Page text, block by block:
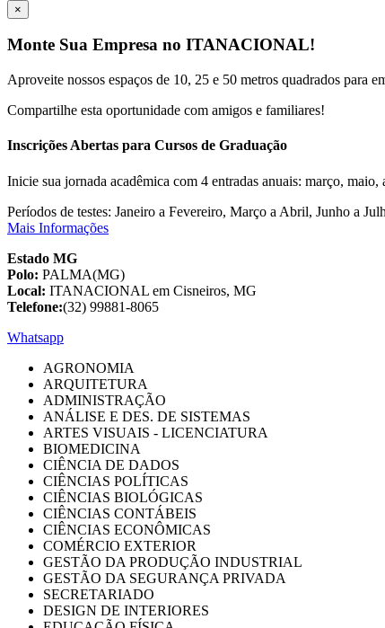
×
Monte Sua Empresa no ITANACIONAL!
Aproveite nossos espaços de 10, 25 e 50 metros quadrados para
Compartilhe esta oportunidade com amigos e familiares!
Inscrições Abertas para Cursos de Graduação
Inicie sua jornada acadêmica com 4 entradas anuais: março, maio,
Períodos de testes: Janeiro a Fevereiro, Março a Abril, Junho a
Mais Informações
Estado MG
Polo: PALMA(MG)
Local: ITANACIONAL em Cisneiros, MG
Telefone:(32) 99881-8065
Whatsapp
AGRONOMIA
ARQUITETURA
ADMINISTRAÇÃO
ANÁLISE E DES. DE SISTEMAS
ARTES VISUAIS - LICENCIATURA
BIOMEDICINA
CIÊNCIA DE DADOS
CIÊNCIAS POLÍTICAS
CIÊNCIAS BIOLÓGICAS
CIÊNCIAS CONTÁBEIS
CIÊNCIAS ECONÔMICAS
COMÉRCIO EXTERIOR
GESTÃO DA PRODUÇÃO INDUSTRIAL
GESTÃO DA SEGURANÇA PRIVADA
SECRETARIADO
DESIGN DE INTERIORES